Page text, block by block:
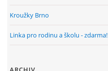
NAŠE ÚSPĚCHY
GDPR
Kroužky Brno
Linka pro rodinu a školu - zdarma!